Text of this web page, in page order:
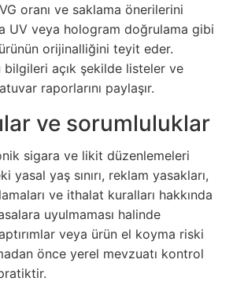
oranı ve saklama önerilerini
UV veya hologram doğrulama gibi
orijinalliğini teyit eder.
açık şekilde listeler ve
raporlarını paylaşır.
ve sorumluluklar
sigara ve likit düzenlemeleri
yasal yaş sınırı, reklam yasakları,
ve ithalat kuralları hakkında
uyulmaması halinde
veya ürün el koyma riski
önce yerel mevzuatı kontrol